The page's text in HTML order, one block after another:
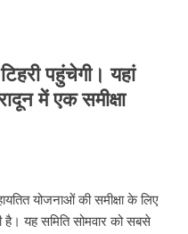
पहुंचेगी। यहां
में एक समीक्षा
योजनाओं की समीक्षा के लिए
यह समिति सोमवार को सबसे